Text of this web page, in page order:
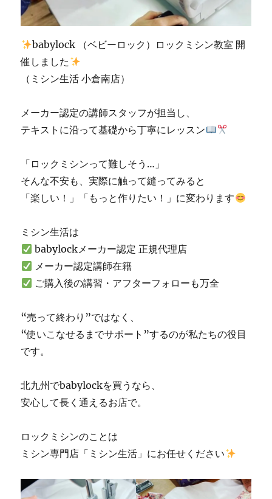
店
ン
生
活」
☆JUKI
良
販
売
認
定
の
お
に
babylock （ベビーロック）ロックミシン教室 開
催しました
（ミシン生活 小倉南店）
メーカー認定の講師スタッフが担当し、
テキストに沿って基礎から丁寧にレッスン
「ロックミシンって難しそう…」
そんな不安も、実際に触って縫ってみると
「楽しい！」「もっと作りたい！」に変わります
ミシン生活は
babylockメーカー認定 正規代理店
メーカー認定講師在籍
ご購入後の講習・アフターフォローも万全
“売って終わり”ではなく、
“使いこなせるまでサポート”するのが私たちの役目
です。
北九州でbabylockを買うなら、
安心して長く通えるお店で。
ロックミシンのことは
ミシン専門店「ミシン生活」にお任せください